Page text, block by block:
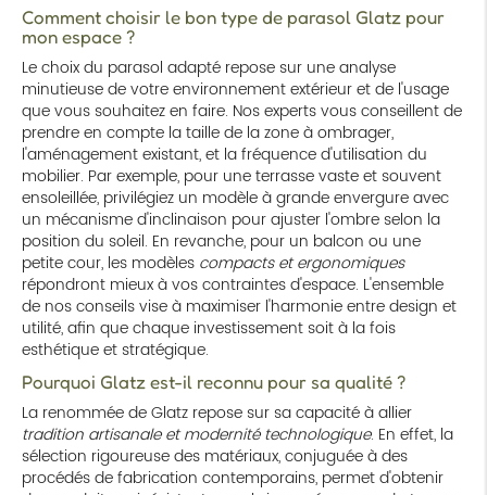
Comment choisir le bon type de parasol Glatz pour
mon espace ?
Le choix du parasol adapté repose sur une analyse
minutieuse de votre environnement extérieur et de l'usage
que vous souhaitez en faire. Nos experts vous conseillent de
prendre en compte la taille de la zone à ombrager,
l'aménagement existant, et la fréquence d'utilisation du
mobilier. Par exemple, pour une terrasse vaste et souvent
ensoleillée, privilégiez un modèle à grande envergure avec
un mécanisme d'inclinaison pour ajuster l'ombre selon la
position du soleil. En revanche, pour un balcon ou une
petite cour, les modèles compacts et ergonomiques
répondront mieux à vos contraintes d'espace. L'ensemble
de nos conseils vise à maximiser l'harmonie entre design et
utilité, afin que chaque investissement soit à la fois
esthétique et stratégique.
Pourquoi Glatz est-il reconnu pour sa qualité ?
La renommée de Glatz repose sur sa capacité à allier
tradition artisanale et modernité technologique. En effet, la
sélection rigoureuse des matériaux, conjuguée à des
procédés de fabrication contemporains, permet d'obtenir